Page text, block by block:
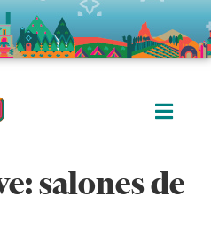
salones de